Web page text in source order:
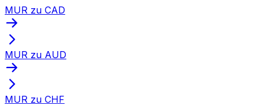
MUR zu CAD
MUR zu AUD
MUR zu CHF